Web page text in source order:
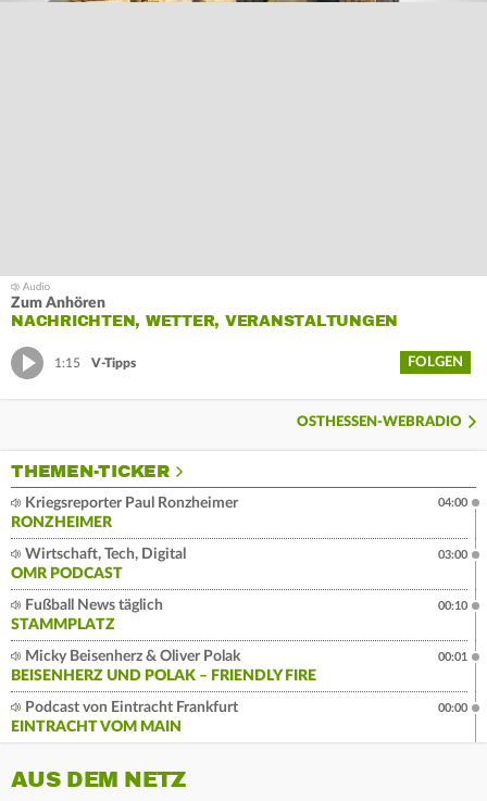
Zum Anhören
NACHRICHTEN, WETTER, VERANSTALTUNGEN
1:15 V-Tipps FOLGEN
OSTHESSEN-WEBRADIO
THEMEN-TICKER
Kriegsreporter Paul Ronzheimer
RONZHEIMER
04:00
Wirtschaft, Tech, Digital
OMR PODCAST
03:00
Fußball News täglich
STAMMPLATZ
00:10
Micky Beisenherz & Oliver Polak
BEISENHERZ UND POLAK – FRIENDLY FIRE
00:01
Podcast von Eintracht Frankfurt
EINTRACHT VOM MAIN
00:00
AUS DEM NETZ